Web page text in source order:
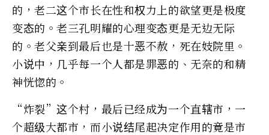
的，老二这个市长在性和权力上的欲望更是极度
变态的。老三孔明耀的心理变态更是无边无际
的。老父亲到最后也是十恶不赦，死在妓院里。
小说中，几乎每一个人都是罪恶的、无奈的和精
神恍惚的。
“炸裂”这个村，最后已经成为一个直辖市，一
个超级大都市，而小说结尾起决定作用的竟是市